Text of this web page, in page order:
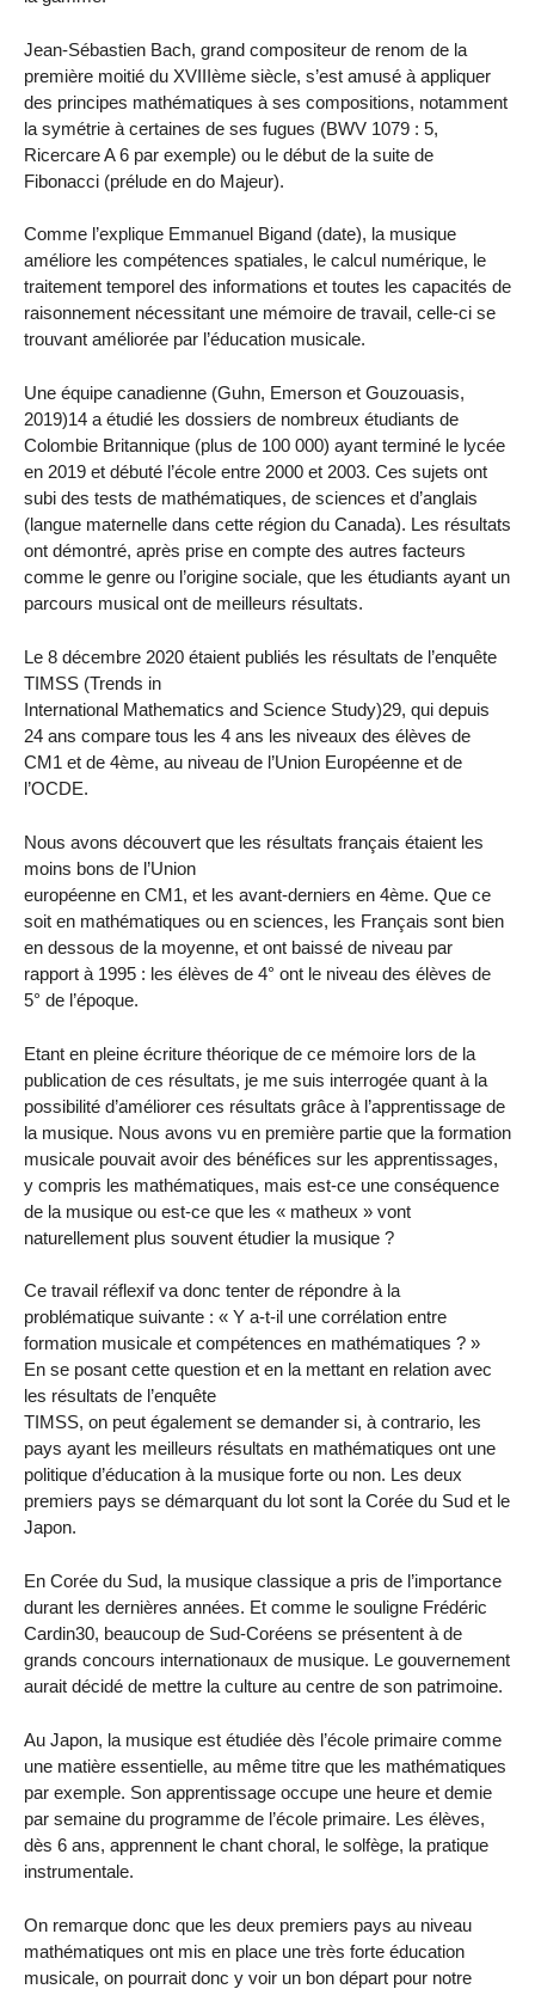
Jean-Sébastien Bach, grand compositeur de renom de la
première moitié du XVIIIème siècle, s’est amusé à appliquer
des principes mathématiques à ses compositions, notamment
la symétrie à certaines de ses fugues (BWV 1079 : 5,
Ricercare A 6 par exemple) ou le début de la suite de
Fibonacci (prélude en do Majeur).
Comme l’explique Emmanuel Bigand (date), la musique
améliore les compétences spatiales, le calcul numérique, le
traitement temporel des informations et toutes les capacités de
raisonnement nécessitant une mémoire de travail, celle-ci se
trouvant améliorée par l’éducation musicale.
Une équipe canadienne (Guhn, Emerson et Gouzouasis,
2019)14 a étudié les dossiers de nombreux étudiants de
Colombie Britannique (plus de 100 000) ayant terminé le lycée
en 2019 et débuté l’école entre 2000 et 2003. Ces sujets ont
subi des tests de mathématiques, de sciences et d’anglais
(langue maternelle dans cette région du Canada). Les résultats
ont démontré, après prise en compte des autres facteurs
comme le genre ou l’origine sociale, que les étudiants ayant un
parcours musical ont de meilleurs résultats.
Le 8 décembre 2020 étaient publiés les résultats de l’enquête
TIMSS (Trends in
International Mathematics and Science Study)29, qui depuis
24 ans compare tous les 4 ans les niveaux des élèves de
CM1 et de 4ème, au niveau de l’Union Européenne et de
l’OCDE.
Nous avons découvert que les résultats français étaient les
moins bons de l’Union
européenne en CM1, et les avant-derniers en 4ème. Que ce
soit en mathématiques ou en sciences, les Français sont bien
en dessous de la moyenne, et ont baissé de niveau par
rapport à 1995 : les élèves de 4° ont le niveau des élèves de
5° de l’époque.
Etant en pleine écriture théorique de ce mémoire lors de la
publication de ces résultats, je me suis interrogée quant à la
possibilité d’améliorer ces résultats grâce à l’apprentissage de
la musique. Nous avons vu en première partie que la formation
musicale pouvait avoir des bénéfices sur les apprentissages,
y compris les mathématiques, mais est-ce une conséquence
de la musique ou est-ce que les « matheux » vont
naturellement plus souvent étudier la musique ?
Ce travail réflexif va donc tenter de répondre à la
problématique suivante : « Y a-t-il une corrélation entre
formation musicale et compétences en mathématiques ? »
En se posant cette question et en la mettant en relation avec
les résultats de l’enquête
TIMSS, on peut également se demander si, à contrario, les
pays ayant les meilleurs résultats en mathématiques ont une
politique d’éducation à la musique forte ou non. Les deux
premiers pays se démarquant du lot sont la Corée du Sud et le
Japon.
En Corée du Sud, la musique classique a pris de l’importance
durant les dernières années. Et comme le souligne Frédéric
Cardin30, beaucoup de Sud-Coréens se présentent à de
grands concours internationaux de musique. Le gouvernement
aurait décidé de mettre la culture au centre de son patrimoine.
Au Japon, la musique est étudiée dès l’école primaire comme
une matière essentielle, au même titre que les mathématiques
par exemple. Son apprentissage occupe une heure et demie
par semaine du programme de l’école primaire. Les élèves,
dès 6 ans, apprennent le chant choral, le solfège, la pratique
instrumentale.
On remarque donc que les deux premiers pays au niveau
mathématiques ont mis en place une très forte éducation
musicale, on pourrait donc y voir un bon départ pour notre